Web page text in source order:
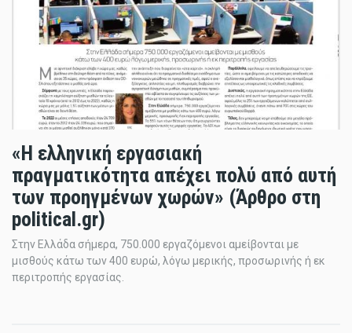
«H ελληνική εργασιακή
πραγματικότητα απέχει πολύ από αυτή
των προηγμένων χωρών» (Άρθρο στη
political.gr)
Στην Ελλάδα σήμερα, 750.000 εργαζόμενοι αμείβονται με
μισθούς κάτω των 400 ευρώ, λόγω μερικής, προσωρινής ή εκ
περιτροπής εργασίας.